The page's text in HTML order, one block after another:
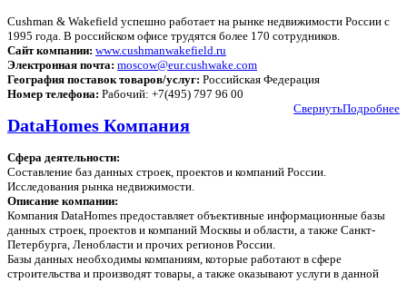
Cushman & Wakefield успешно работает на рынке недвижимости России с
1995 года. В российском офисе трудятся более 170 сотрудников.
Сайт компании: www.cushmanwakefield.ru
Электронная почта: moscow@eur.cushwake.com
География поставок товаров/услуг: Российская Федерация
Номер телефона: Рабочий: +7(495) 797 96 00
Подробнее
Свернуть
DataHomes Компания
Сфера деятельности:
Составление баз данных строек, проектов и компаний России.
Исследования рынка недвижимости.
Описание компании:
Компания DataHomes предоставляет объективные информационные базы
данных строек, проектов и компаний Москвы и области, а также Санкт-
Петербурга, Ленобласти и прочих регионов России.
Базы данных необходимы компаниям, которые работают в сфере
строительства и производят товары, а также оказывают услуги в данной